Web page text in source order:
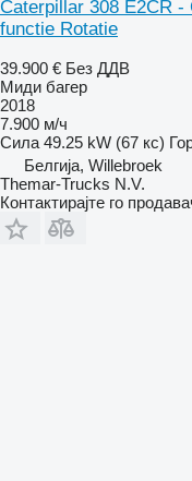
Caterpillar 308 E2CR
functie Rotatie
39.900 € Без ДДВ
Миди багер
2018
7.900 м/ч
Сила 49.25 kW (67 кс)
Белгија, Willebroek
Themar-Trucks N.V.
Контактирајте го